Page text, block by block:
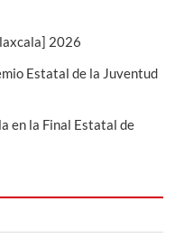
2026
Estatal de la Juventud
en la Final Estatal de